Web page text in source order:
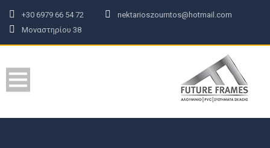
+30 6979 66 54 72
nektarioszourntos@hotmail.com
Μοναστηρίου 38